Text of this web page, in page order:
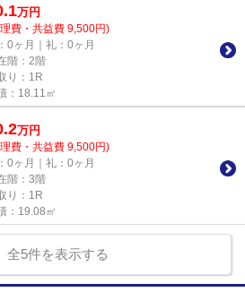
万円
費・共益費 9,500円)
0ヶ月｜礼：0ヶ月
階：2階
り：1R
：18.11㎡
万円
費・共益費 9,500円)
0ヶ月｜礼：0ヶ月
階：3階
り：1R
：19.08㎡
全5件を表示する